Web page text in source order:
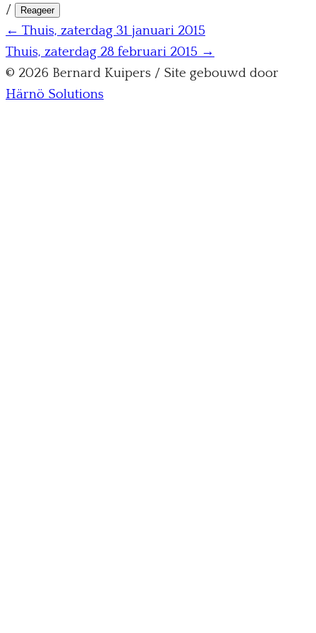
/ Reageer
← Thuis, zaterdag 31 januari 2015
Thuis, zaterdag 28 februari 2015 →
© 2026 Bernard Kuipers / Site gebouwd door
Härnö Solutions